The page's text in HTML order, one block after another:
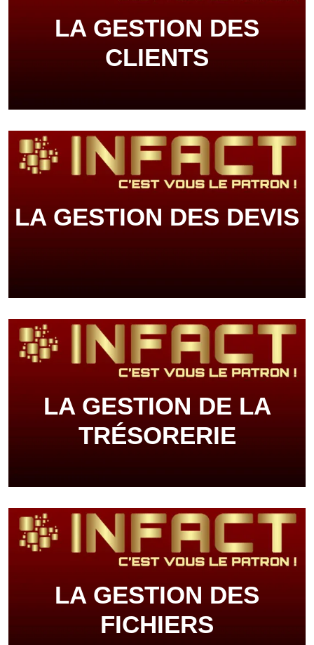
LA GESTION DES
CLIENTS
LA GESTION DES DEVIS
LA GESTION DE LA
TRÉSORERIE
LA GESTION DES
FICHIERS